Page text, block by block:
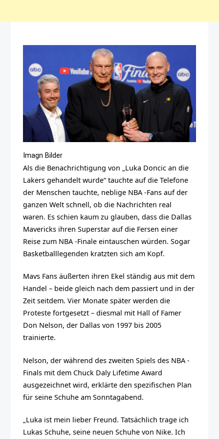
Imagn Bilder
Als die Benachrichtigung von „Luka Doncic an die
Lakers gehandelt wurde“ tauchte auf die Telefone
der Menschen tauchte, neblige NBA -Fans auf der
ganzen Welt schnell, ob die Nachrichten real
waren. Es schien kaum zu glauben, dass die Dallas
Mavericks ihren Superstar auf die Fersen einer
Reise zum NBA -Finale eintauschen würden. Sogar
Basketballlegenden kratzten sich am Kopf.
Mavs Fans äußerten ihren Ekel ständig aus mit dem
Handel – beide gleich nach dem passiert und in der
Zeit seitdem. Vier Monate später werden die
Proteste fortgesetzt – diesmal mit Hall of Famer
Don Nelson, der Dallas von 1997 bis 2005
trainierte.
Nelson, der während des zweiten Spiels des NBA -
Finals mit dem Chuck Daly Lifetime Award
ausgezeichnet wird, erklärte den spezifischen Plan
für seine Schuhe am Sonntagabend.
„Luka ist mein lieber Freund. Tatsächlich trage ich
Lukas Schuhe, seine neuen Schuhe von Nike. Ich